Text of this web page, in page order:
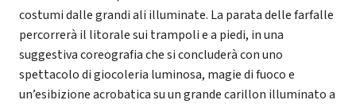
costumi dalle grandi ali illuminate. La parata delle farfalle
percorrerà il litorale sui trampoli e a piedi, in una
suggestiva coreografia che si concluderà con uno
spettacolo di giocoleria luminosa, magie di fuoco e
un’esibizione acrobatica su un grande carillon illuminato a